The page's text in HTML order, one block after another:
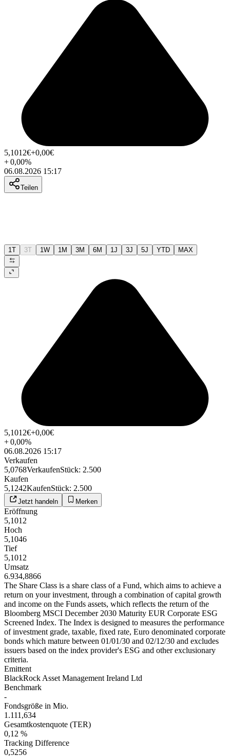
5,1012€+0,00€
+0,00%
06.08.2026 15:17
Teilen
1T 3T 1W 1M 3M 6M 1J 3J 5J YTD MAX
5,1012€+0,00€
+0,00%
06.08.2026 15:17
Verkaufen
5,0768VerkaufenStück: 2.500
Kaufen
5,1242KaufenStück: 2.500
Jetzt handeln Merken
Eröffnung
5,1012
Hoch
5,1046
Tief
5,1012
Umsatz
6.934,8866
The Share Class is a share class of a Fund, which aims to achieve a
return on your investment, through a combination of capital growth
and income on the Funds assets, which reflects the return of the
Bloomberg MSCI December 2030 Maturity EUR Corporate ESG
Screened Index. The Index is designed to measures the performance
of investment grade, taxable, fixed rate, Euro denominated corporate
bonds which mature between 01/01/30 and 02/12/30 and excludes
issuers based on the index provider's ESG and other exclusionary
criteria.
Emittent
BlackRock Asset Management Ireland Ltd
Benchmark
-
Fondsgröße in Mio.
1.111,634
Gesamtkostenquote (TER)
0,12 %
Tracking Difference
0,5256